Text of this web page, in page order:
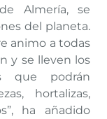
Almería, se
del planeta.
animo a todas
y se lleven los
que podrán
hortalizas,
ha añadido